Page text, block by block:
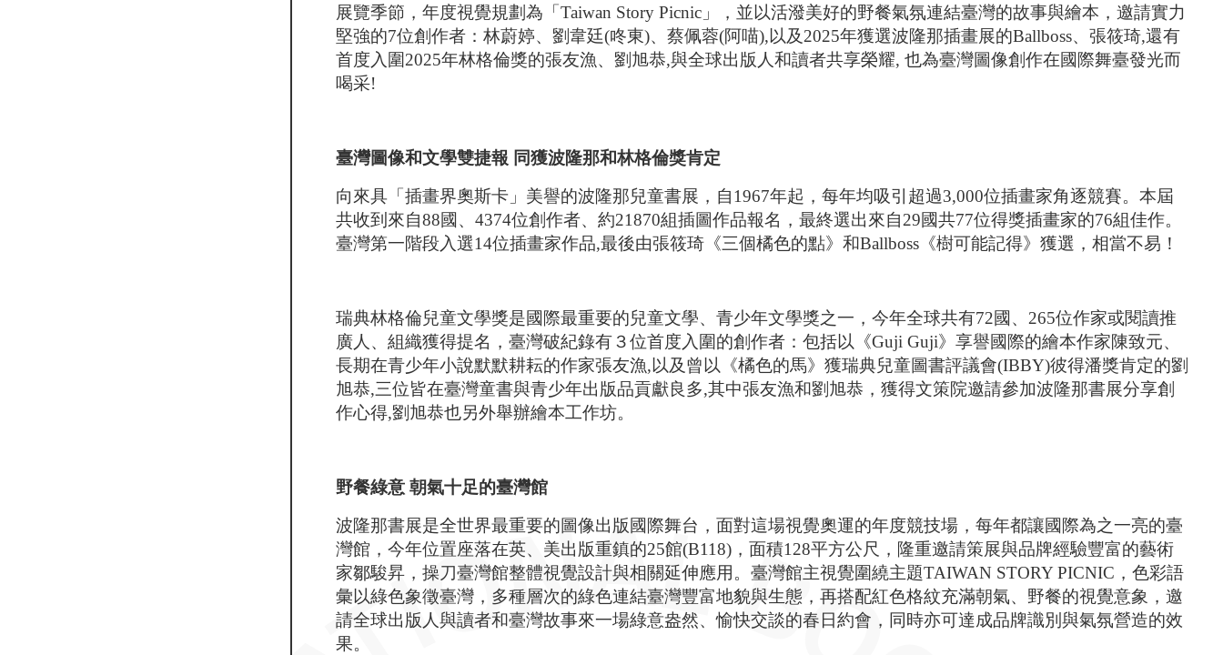
展覽季節，年度視覺規劃為「Taiwan Story Picnic」，並以活潑美好的野餐氣氛連結臺灣的故事與繪本，邀請實力
堅強的7位創作者：林蔚婷、劉韋廷(咚東)、蔡佩蓉(阿喵),以及2025年獲選波隆那插畫展的Ballboss、張筱琦,還有
首度入圍2025年林格倫獎的張友漁、劉旭恭,與全球出版人和讀者共享榮耀, 也為臺灣圖像創作在國際舞臺發光而
喝采!
臺灣圖像和文學雙捷報 同獲波隆那和林格倫獎肯定
向來具「插畫界奧斯卡」美譽的波隆那兒童書展，自1967年起，每年均吸引超過3,000位插畫家角逐競賽。本屆
共收到來自88國、4374位創作者、約21870組插圖作品報名，最終選出來自29國共77位得獎插畫家的76組佳作。
臺灣第一階段入選14位插畫家作品,最後由張筱琦《三個橘色的點》和Ballboss《樹可能記得》獲選，相當不易！
瑞典林格倫兒童文學獎是國際最重要的兒童文學、青少年文學獎之一，今年全球共有72國、265位作家或閱讀推
廣人、組織獲得提名，臺灣破紀錄有３位首度入圍的創作者：包括以《Guji Guji》享譽國際的繪本作家陳致元、
長期在青少年小說默默耕耘的作家張友漁,以及曾以《橘色的馬》獲瑞典兒童圖書評議會(IBBY)彼得潘獎肯定的劉
旭恭,三位皆在臺灣童書與青少年出版品貢獻良多,其中張友漁和劉旭恭，獲得文策院邀請參加波隆那書展分享創
作心得,劉旭恭也另外舉辦繪本工作坊。
野餐綠意 朝氣十足的臺灣館
波隆那書展是全世界最重要的圖像出版國際舞台，面對這場視覺奧運的年度競技場，每年都讓國際為之一亮的臺
灣館，今年位置座落在英、美出版重鎮的25館(B118)，面積128平方公尺，隆重邀請策展與品牌經驗豐富的藝術
家鄒駿昇，操刀臺灣館整體視覺設計與相關延伸應用。臺灣館主視覺圍繞主題TAIWAN STORY PICNIC，色彩語
彙以綠色象徵臺灣，多種層次的綠色連結臺灣豐富地貌與生態，再搭配紅色格紋充滿朝氣、野餐的視覺意象，邀
請全球出版人與讀者和臺灣故事來一場綠意盎然、愉快交談的春日約會，同時亦可達成品牌識別與氣氛營造的效
果。